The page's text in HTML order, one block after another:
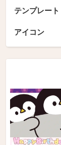
テンプレート
アイコン